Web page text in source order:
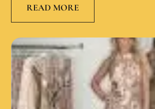
READ MORE